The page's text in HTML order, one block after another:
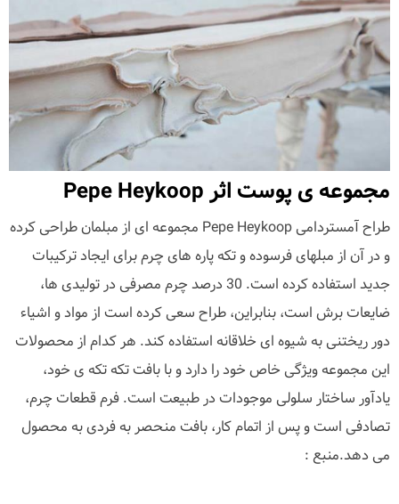
مجموعه ی پوست اثر Pepe Heykoop
طراح آمستردامی Pepe Heykoop مجموعه ای از مبلمان طراحی کرده
و در آن از مبلهای فرسوده و تکه پاره های چرم برای ایجاد ترکیبات
جدید استفاده کرده است. 30 درصد چرم مصرفی در تولیدی ها،
ضایعات برش است، بنابراین، طراح سعی کرده است از مواد و اشیاء
دور ریختنی به شیوه ای خلاقانه استفاده کند. هر کدام از محصولات
این مجموعه ویژگی خاص خود را دارد و با بافت تکه تکه ی خود،
یادآور ساختار سلولی موجودات در طبیعت است. فرم قطعات چرم،
تصادفی است و پس از اتمام کار، بافت منحصر به فردی به محصول
می دهد.منبع :